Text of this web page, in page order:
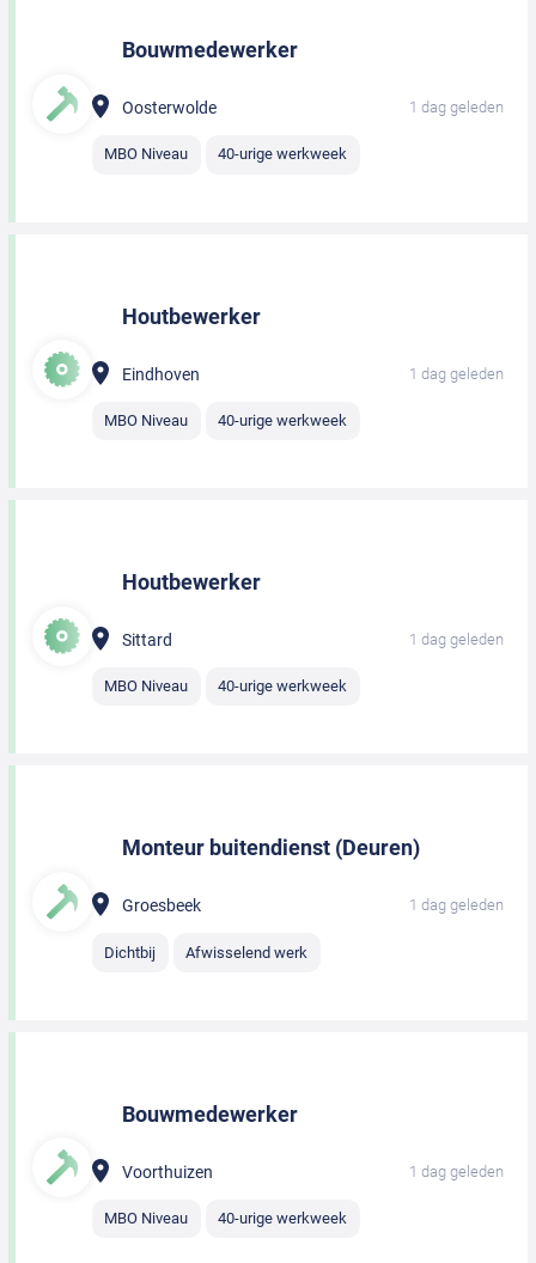
Bouwmedewerker
Oosterwolde 1 dag geleden
MBO Niveau 40-urige werkweek
Houtbewerker
Eindhoven 1 dag geleden
MBO Niveau 40-urige werkweek
Houtbewerker
Sittard 1 dag geleden
MBO Niveau 40-urige werkweek
Monteur buitendienst (Deuren)
Groesbeek 1 dag geleden
Dichtbij Afwisselend werk
Bouwmedewerker
Voorthuizen 1 dag geleden
MBO Niveau 40-urige werkweek